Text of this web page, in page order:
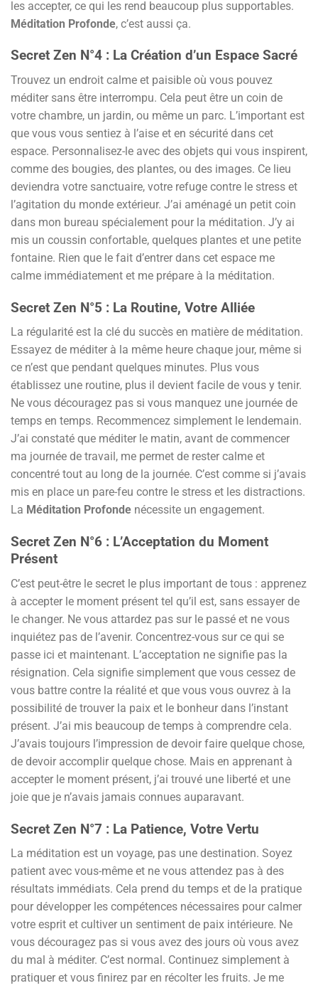
les accepter, ce qui les rend beaucoup plus supportables.
Méditation Profonde, c’est aussi ça.
Secret Zen N°4 : La Création d’un Espace Sacré
Trouvez un endroit calme et paisible où vous pouvez
méditer sans être interrompu. Cela peut être un coin de
votre chambre, un jardin, ou même un parc. L’important est
que vous vous sentiez à l’aise et en sécurité dans cet
espace. Personnalisez-le avec des objets qui vous inspirent,
comme des bougies, des plantes, ou des images. Ce lieu
deviendra votre sanctuaire, votre refuge contre le stress et
l’agitation du monde extérieur. J’ai aménagé un petit coin
dans mon bureau spécialement pour la méditation. J’y ai
mis un coussin confortable, quelques plantes et une petite
fontaine. Rien que le fait d’entrer dans cet espace me
calme immédiatement et me prépare à la méditation.
Secret Zen N°5 : La Routine, Votre Alliée
La régularité est la clé du succès en matière de méditation.
Essayez de méditer à la même heure chaque jour, même si
ce n’est que pendant quelques minutes. Plus vous
établissez une routine, plus il devient facile de vous y tenir.
Ne vous découragez pas si vous manquez une journée de
temps en temps. Recommencez simplement le lendemain.
J’ai constaté que méditer le matin, avant de commencer
ma journée de travail, me permet de rester calme et
concentré tout au long de la journée. C’est comme si j’avais
mis en place un pare-feu contre le stress et les distractions.
La Méditation Profonde nécessite un engagement.
Secret Zen N°6 : L’Acceptation du Moment
Présent
C’est peut-être le secret le plus important de tous : apprenez
à accepter le moment présent tel qu’il est, sans essayer de
le changer. Ne vous attardez pas sur le passé et ne vous
inquiétez pas de l’avenir. Concentrez-vous sur ce qui se
passe ici et maintenant. L’acceptation ne signifie pas la
résignation. Cela signifie simplement que vous cessez de
vous battre contre la réalité et que vous vous ouvrez à la
possibilité de trouver la paix et le bonheur dans l’instant
présent. J’ai mis beaucoup de temps à comprendre cela.
J’avais toujours l’impression de devoir faire quelque chose,
de devoir accomplir quelque chose. Mais en apprenant à
accepter le moment présent, j’ai trouvé une liberté et une
joie que je n’avais jamais connues auparavant.
Secret Zen N°7 : La Patience, Votre Vertu
La méditation est un voyage, pas une destination. Soyez
patient avec vous-même et ne vous attendez pas à des
résultats immédiats. Cela prend du temps et de la pratique
pour développer les compétences nécessaires pour calmer
votre esprit et cultiver un sentiment de paix intérieure. Ne
vous découragez pas si vous avez des jours où vous avez
du mal à méditer. C’est normal. Continuez simplement à
pratiquer et vous finirez par en récolter les fruits. Je me